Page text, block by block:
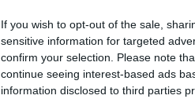
If you wish to opt-out of the sale,
sensitive information for targeted
confirm your selection. Please note
continue seeing interest-based ads
information disclosed to third parties